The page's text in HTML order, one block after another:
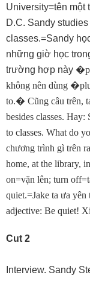
University=tên
D.C. Sandy
classes.=Sandy
những giờ học
trường hợp này �
không nên dùng �
to.� Cũng câu trên,
besides classes.
to classes. What do
chương trình gì trên
home, at the library,
on=vặn lên; turn
quiet.=Jake ta ưa
adjective: Be quiet!
Cut 2
Interview. Sandy